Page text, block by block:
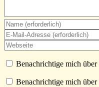
Gib
deinen
Namen
oder
Benutzernamen
zum
Kommentieren
Gib
deine
E-
Mail-
Adresse
zum
Gib
deine
Website-
ein
Benachrichtige mich
Benachrichtige mich